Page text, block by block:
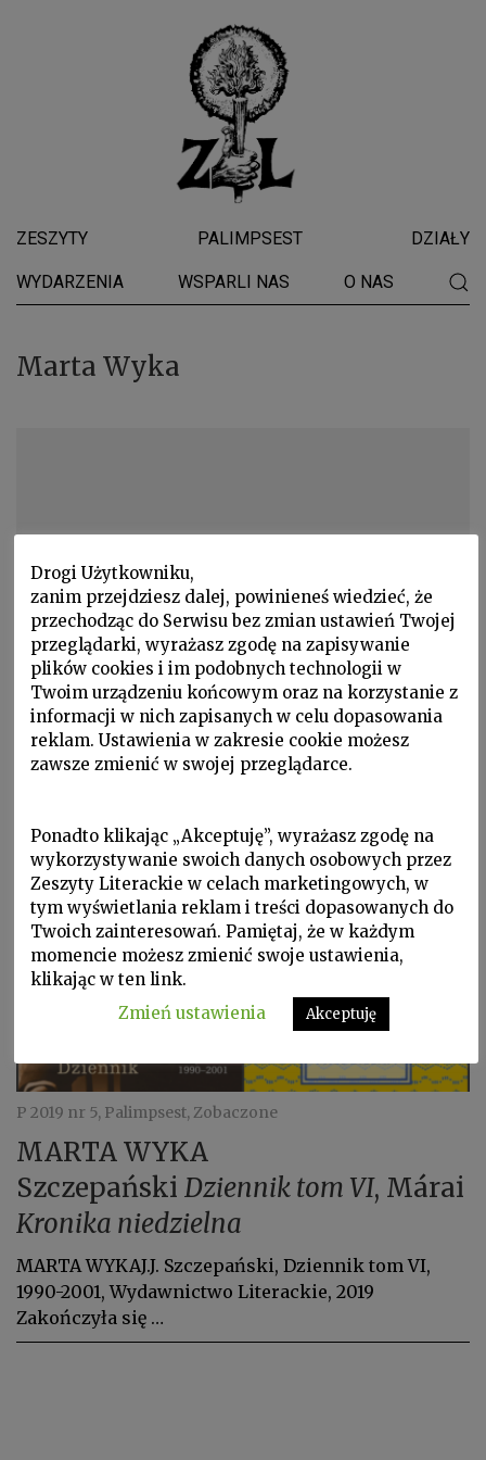
ZESZYTY PALIMPSEST DZIAŁY
WYDARZENIA WSPARLI NAS O NAS
Marta Wyka
Noty o autorach
MARTA WYKA
MARTA WYKA, ur. 1938. Historyk literatury i krytyk
P 2019 nr 5, Palimpsest, Zobaczone
MARTA WYKA
Szczepański Dziennik tom VI, Márai
Kronika niedzielna
MARTA WYKAJ.J. Szczepański, Dziennik tom VI,
1990-2001, Wydawnictwo Literackie, 2019
Zakończyła się …
Drogi Użytkowniku,
zanim przejdziesz dalej, powinieneś wiedzieć, że
przechodząc do Serwisu bez zmian ustawień Twojej
przeglądarki, wyrażasz zgodę na zapisywanie
plików cookies i im podobnych technologii w
Twoim urządzeniu końcowym oraz na korzystanie z
informacji w nich zapisanych w celu dopasowania
reklam. Ustawienia w zakresie cookie możesz
zawsze zmienić w swojej przeglądarce.
Ponadto klikając „Akceptuję”, wyrażasz zgodę na
wykorzystywanie swoich danych osobowych przez
Zeszyty Literackie w celach marketingowych, w
tym wyświetlania reklam i treści dopasowanych do
Twoich zainteresowań. Pamiętaj, że w każdym
momencie możesz zmienić swoje ustawienia,
klikając w ten link.
Zmień ustawienia
Akceptuję